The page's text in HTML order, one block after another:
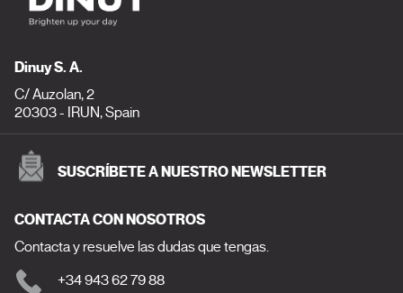
Dinuy S. A.
C/ Auzolan, 2
20303 - IRUN, Spain
SUSCRÍBETE A NUESTRO NEWSLETTER
CONTACTA CON NOSOTROS
Contacta y resuelve las dudas que tengas.
+34 943 62 79 88